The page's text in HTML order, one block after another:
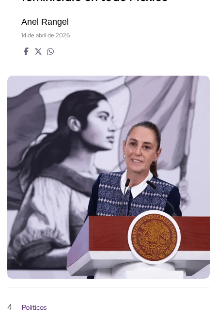
Anel Rangel
14 de abril de 2026
4 Políticos